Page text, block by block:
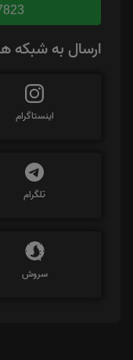
ارسال به شبکه
اینستاگرام
تلگرام
سروش